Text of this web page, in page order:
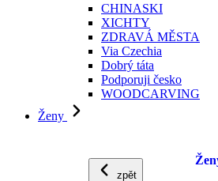
CHINASKI
XICHTY
ZDRAVÁ MĚSTA
Via Czechia
Dobrý táta
Podporuji česko
WOODCARVING
Ženy
zpět